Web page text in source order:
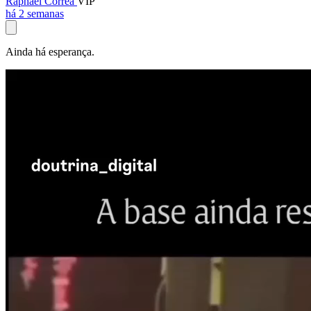
há 2 semanas
Ainda há esperança.